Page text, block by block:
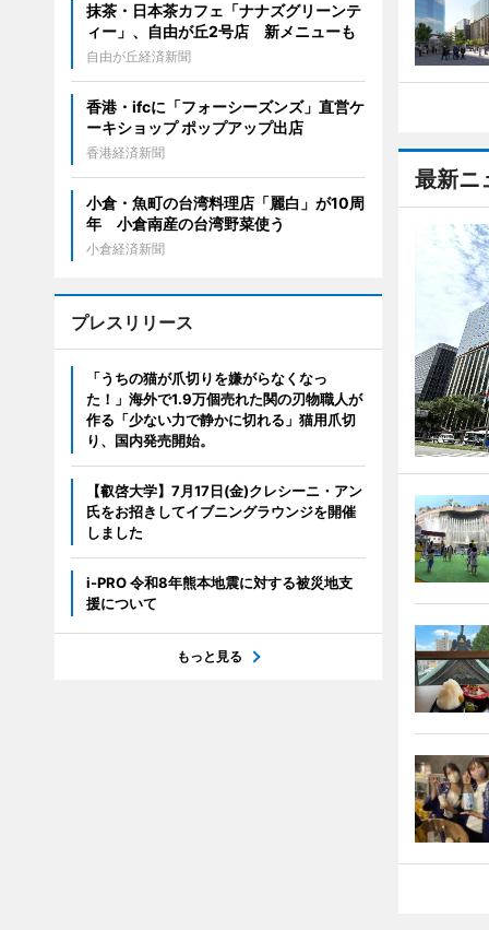
最新ニ
抹茶・日本茶カフェ「ナナズグリーンテ
ィー」、自由が丘2号店 新メニューも
自由が丘経済新聞
香港・ifcに「フォーシーズンズ」直営ケ
ーキショップ ポップアップ出店
香港経済新聞
小倉・魚町の台湾料理店「麗白」が10周
年 小倉南産の台湾野菜使う
小倉経済新聞
プレスリリース
「うちの猫が爪切りを嫌がらなくなっ
た！」海外で1.9万個売れた関の刃物職人が
作る「少ない力で静かに切れる」猫用爪切
り、国内発売開始。
【叡啓大学】7月17日(金)クレシーニ・アン
氏をお招きしてイブニングラウンジを開催
しました
i-PRO 令和8年熊本地震に対する被災地支
援について
もっと見る